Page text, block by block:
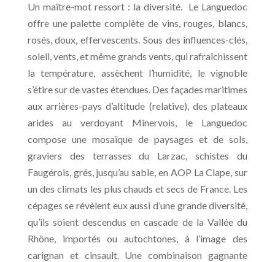
Un maître-mot ressort : la diversité. Le Languedoc
offre une palette complète de vins, rouges, blancs,
rosés, doux, effervescents. Sous des influences-clés,
soleil, vents, et même grands vents, qui rafraîchissent
la température, assèchent l’humidité, le vignoble
s’étire sur de vastes étendues. Des façades maritimes
aux arrières-pays d’altitude (relative), des plateaux
arides au verdoyant Minervois, le Languedoc
compose une mosaïque de paysages et de sols,
graviers des terrasses du Larzac, schistes du
Faugérois, grés, jusqu’au sable, en AOP La Clape, sur
un des climats les plus chauds et secs de France. Les
cépages se révèlent eux aussi d’une grande diversité,
qu’ils soient descendus en cascade de la Vallée du
Rhône, importés ou autochtones, à l’image des
carignan et cinsault. Une combinaison gagnante